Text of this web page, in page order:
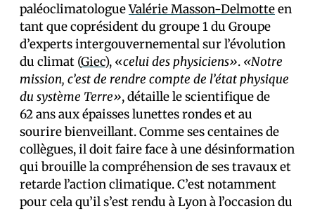
paléoclimatologueValérie Masson-Delmotteen
tant que coprésident du groupe 1 du Groupe
d’experts intergouvernemental sur l’évolution
du climat (Giec), «celui des physiciens». «Notre
mission, c’est de rendre compte de l’état physique
du système Terre», détaille le scientifique de
62 ans aux épaisses lunettes rondes et au
sourire bienveillant. Comme ses centaines de
collègues, il doit faire face à une désinformation
qui brouille la compréhension de ses travaux et
retarde l’action climatique. C’est notamment
pour cela qu’il s’est rendu à Lyon à l’occasion du